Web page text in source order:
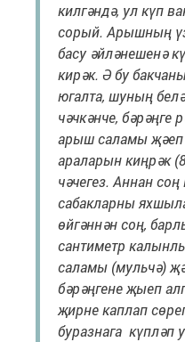
килгәндә, ул күп
сорый. Арышның
басу әйләнешенә
кирәк. Ә бу
югалта, шуның
чәчкәнче, бәрәңге
арыш саламы җәеп
араларын киңрәк
чәчегез. Аннан
сабакларны
өйгәннән соң,
сантиметр
саламы (мульчә)
бәрәңгене җыеп
җирне каплап
буразнага күпләп